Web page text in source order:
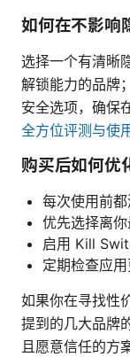
如何在不影响
选择一个有清晰
解锁能力的品牌
安全选项，确保
全方位评测与使
购买后如何优
每次使用前
优先选择离
启用 Kill
定期检查应
如果你在寻找性
提到的几大品牌
且愿意信任的方